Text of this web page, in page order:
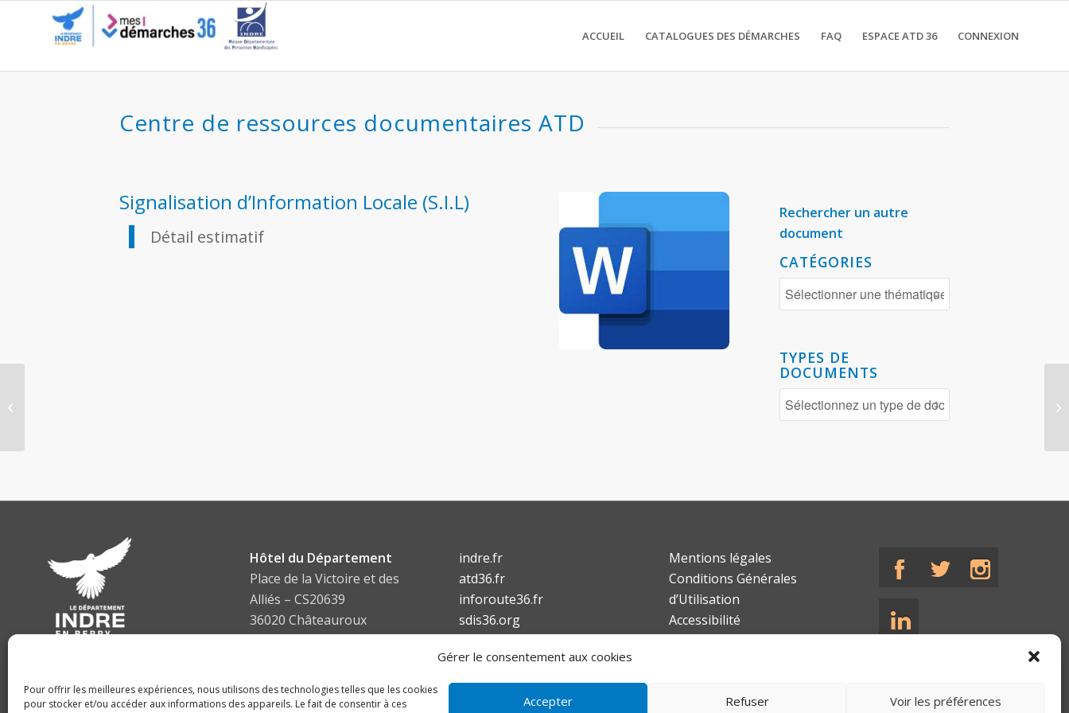
ACCUEIL CATALOGUES DES DÉMARCHES FAQ ESPACE ATD 36 CONNEXION
Détail estimatifCentre de ressources documentaires ATD
Signalisation d’Information Locale (S.I.L)
Détail estimatif
Rechercher un autre
document
CATÉGORIES
TYPES DE
DOCUMENTS
Hôtel du Département
Place de la Victoire et des
Alliés – CS20639
36020 Châteauroux
indre.fr
atd36.fr
inforoute36.fr
sdis36.org
Mentions légales
Conditions Générales
d’Utilisation
Accessibilité
Gérer le consentement aux cookies
Pour offrir les meilleures expériences, nous utilisons des technologies telles que les cookies
pour stocker et/ou accéder aux informations des appareils. Le fait de consentir à ces
Accepter Refuser Voir les préférences